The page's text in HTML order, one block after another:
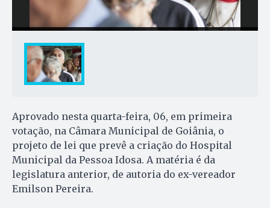
Aprovado nesta quarta-feira, 06, em primeira
votação, na Câmara Municipal de Goiânia, o
projeto de lei que prevê a criação do Hospital
Municipal da Pessoa Idosa. A matéria é da
legislatura anterior, de autoria do ex-vereador
Emilson Pereira.